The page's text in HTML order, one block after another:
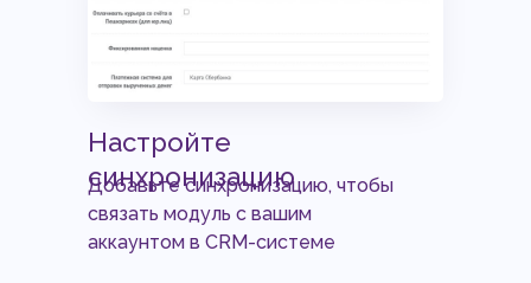
Настройте
синхронизацию
Добавьте синхронизацию, чтобы
связать модуль с вашим
аккаунтом в CRM-системе